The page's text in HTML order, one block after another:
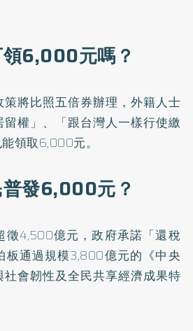
6,000元嗎？
將比照五倍券辦理，外籍人士
權」、「跟台灣人一樣行使繳
領取6,000元。
發6,000元？
徵4,500億元，政府承諾「還稅
板通過規模3,800億元的《中央
會韌性及全民共享經濟成果特